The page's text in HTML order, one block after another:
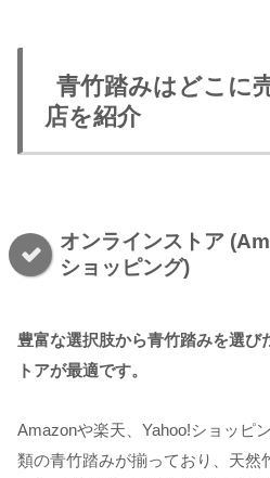
青竹踏みはどこに
店を紹介
オンラインストア
ショッピング)
豊富な選択肢から青竹踏みを選び
トアが最適です。
Amazonや楽天、Yahoo!ショッピ
類の青竹踏みが揃っており、天然